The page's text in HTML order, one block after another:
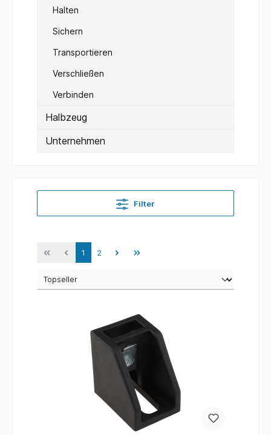
Halten
Sichern
Transportieren
Verschließen
Verbinden
Halbzeug
Unternehmen
Filter
1 2